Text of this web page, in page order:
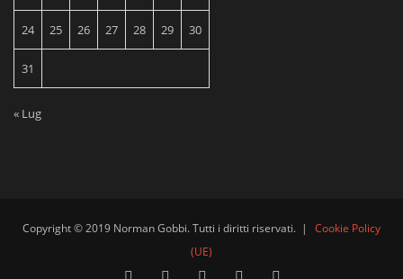
24 25 26 27 28 29 30
31
« Lug
Copyright © 2019 Norman Gobbi. Tutti i diritti riservati. |
Cookie Policy
(UE)